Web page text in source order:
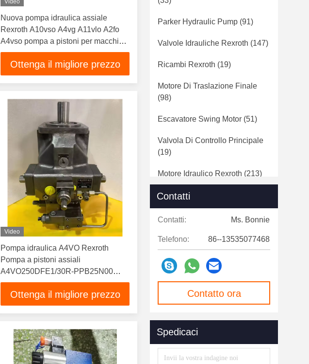
Video
Nuova pompa idraulica assiale
Rexroth A10vso A4vg A11vlo A2fo
A4vso pompa a pistoni per macchine
da costruzione
Ottenga il migliore prezzo
Video
Pompa idraulica A4VO Rexroth
Pompa a pistoni assiali
A4VO250DFE1/30R-PPB25N00
A4VO180DFE1 A4VSO1 25DFE1
Ottenga il migliore prezzo
Parker Hydraulic Pump (91)
Valvole Idrauliche Rexroth (147)
Ricambi Rexroth (19)
Motore Di Traslazione Finale
(98)
Escavatore Swing Motor (51)
Valvola Di Controllo Principale
(19)
Motore Idraulico Rexroth (213)
Contatti
Contatti: Ms. Bonnie
Telefono: 86--13535077468
Contatto ora
Spedicaci